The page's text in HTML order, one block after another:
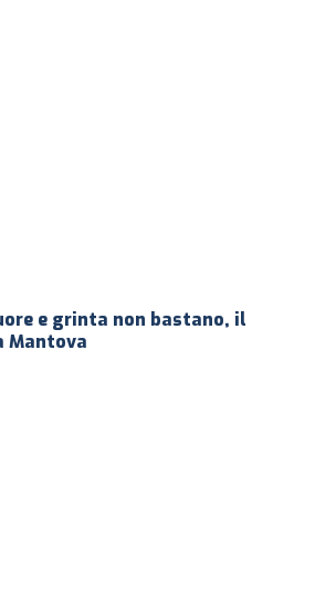
e grinta non bastano, il
Mantova